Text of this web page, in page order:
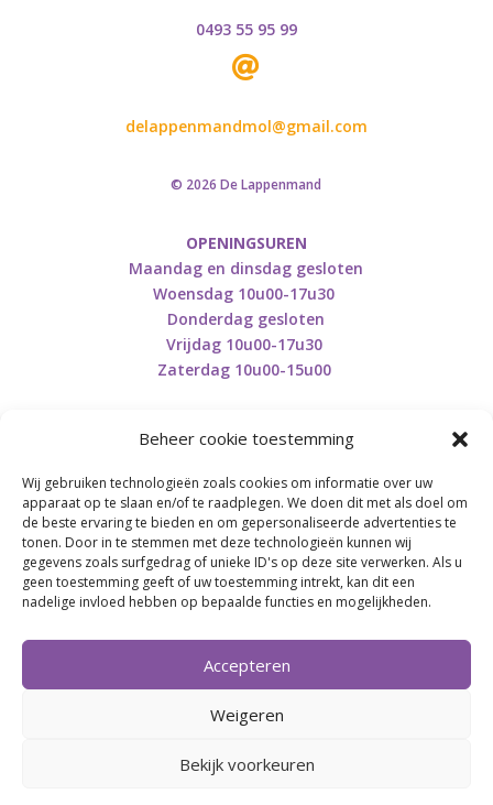
Beheer cookie toestemming
Wij gebruiken technologieën zoals cookies om informatie over uw
apparaat op te slaan en/of te raadplegen. We doen dit met als doel om
de beste ervaring te bieden en om gepersonaliseerde advertenties te
tonen. Door in te stemmen met deze technologieën kunnen wij
gegevens zoals surfgedrag of unieke ID's op deze site verwerken. Als u
geen toestemming geeft of uw toestemming intrekt, kan dit een
nadelige invloed hebben op bepaalde functies en mogelijkheden.
Accepteren
Weigeren
Bekijk voorkeuren
0493 55 95 99

delappenmandmol@gmail.com
© 2026 De Lappenmand
OPENINGSUREN
Maandag en dinsdag gesloten
Woensdag 10u00-17u30
Donderdag gesloten
Vrijdag 10u00-17u30
Zaterdag 10u00-15u00
Retourneren en herroepen
BE0746.853.082
BREI- EN HAAK-ATELJEE
Momenteel on hold wegens medische reden.
Heropstart september.